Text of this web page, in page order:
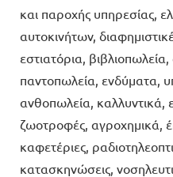
και παροχής υπηρεσίας,
αυτοκινήτων,
εστιατόρια,
παντοπωλεία, ενδύματα,
ανθοπωλεία, καλλυντικά,
ζωοτροφές, αγροχημικά,
καφετέριες,
κατασκηνώσεις,